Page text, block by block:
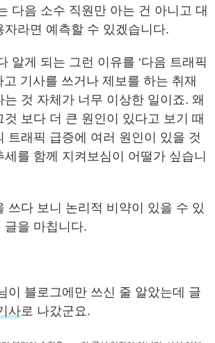
다음 소수 직원만 아는 건 아니고 대
자라면 예측할 수 있겠습니다.
알게 되는 그런 이유를 ‘다음 트래픽
고 기사를 쓰거나 제보를 하는 취재
는 것 자체가 너무 이상한 일이죠. 왜
것 보다 더 큰 원인이 있다고 보기 때
트래픽 급증에 여러 원인이 있을 것
를 함께 지켜보심이 어떨가 싶습니
쓰다 보니 논리적 비약이 있을 수 있
글을 마칩니다.
이 블로그에만 쓰신 줄 알았는데 글
사로 나갔군요.